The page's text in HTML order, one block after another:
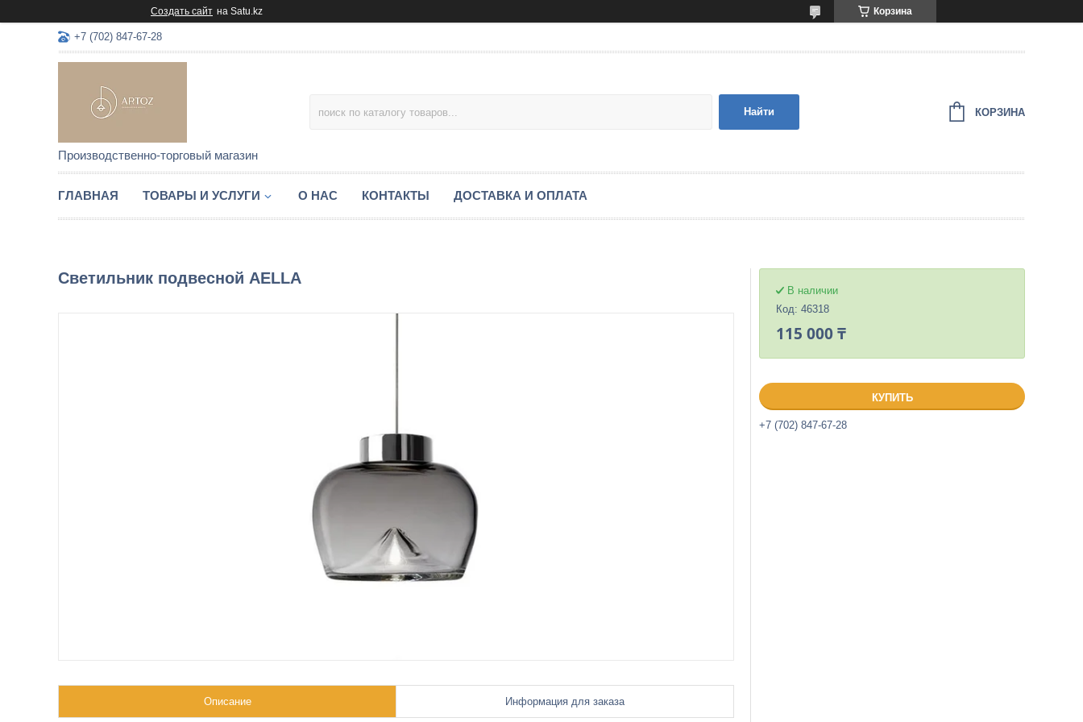
Создать сайт на Satu.kz Корзина
+7 (702) 847-67-28
Производственно-торговый магазин
Найти КОРЗИНА
ГЛАВНАЯ ТОВАРЫ И УСЛУГИ О НАС КОНТАКТЫ ДОСТАВКА И ОПЛАТА
Светильник подвесной AELLA
Описание Информация для заказа
В наличии
Код: 46318
115 000 ₸
КУПИТЬ
+7 (702) 847-67-28